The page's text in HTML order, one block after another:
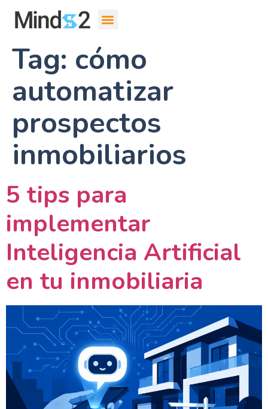
Tag: cómo
automatizar
prospectos
inmobiliarios
5 tips para
implementar
Inteligencia Artificial
en tu inmobiliaria